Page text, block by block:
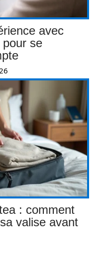
avec
pour se
: comment
valise avant